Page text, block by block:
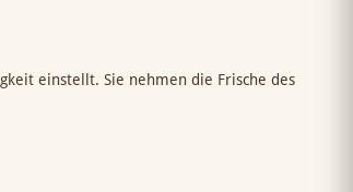
einstellt. Sie nehmen die Frische des